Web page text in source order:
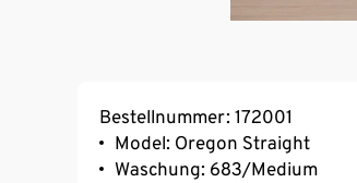
Bestellnummer: 172001
Model: Oregon Straight
Waschung: 683/Medium